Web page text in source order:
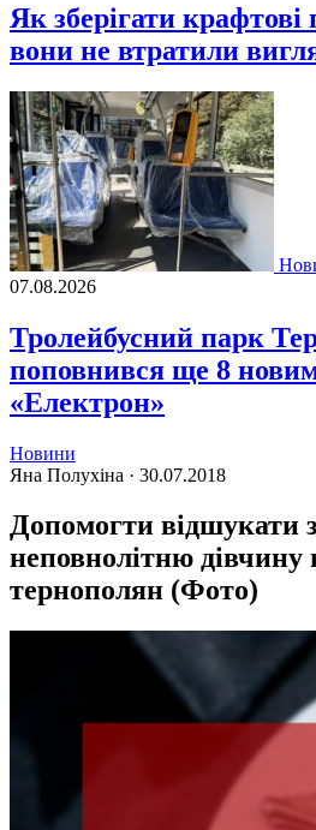
Як зберігати
вони не втратили
07.08.2026
Тролейбусний парк
поповнився ще 8
«Електрон»
Новини
Яна Полухіна · 30.07.2018
Допомогти відшукати
неповнолітню дівчину
тернополян (Фото)